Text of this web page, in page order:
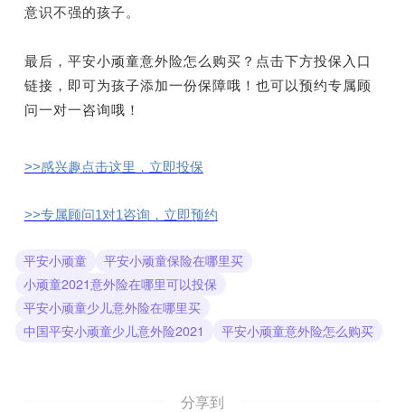
意识不强的孩子。
最后，平安小顽童意外险怎么购买？点击下方投保入口
链接，即可为孩子添加一份保障哦！也可以预约专属顾
问一对一咨询哦！
>>感兴趣点击这里，立即投保
>>专属顾问1对1咨询，立即预约
平安小顽童
平安小顽童保险在哪里买
小顽童2021意外险在哪里可以投保
平安小顽童少儿意外险在哪里买
中国平安小顽童少儿意外险2021
平安小顽童意外险怎么购买
分享到